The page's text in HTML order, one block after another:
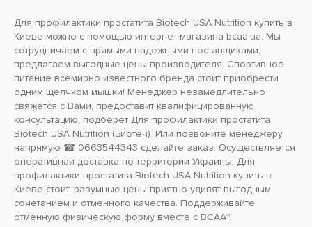
Для профилактики простатита Biotech USA Nutrition купить в
Киеве можно с помощью интернет-магазина bcaa.ua. Мы
сотрудничаем с прямыми надежными поставщиками,
предлагаем выгодные цены производителя. Спортивное
питание всемирно известного бренда стоит приобрести
одним щелчком мышки! Менеджер незамедлительно
свяжется с Вами, предоставит квалифицированную
консультацию, подберет Для профилактики простатита
Biotech USA Nutrition (Биотеч). Или позвоните менеджеру
напрямую ☎ 0663544343 сделайте заказ. Осуществляется
оперативная доставка по территории Украины. Для
профилактики простатита Biotech USA Nutrition купить в
Киеве стоит, разумные цены приятно удивят выгодным
сочетанием и отменного качества. Поддерживайте
отменную физическую форму вместе с BCAA™.